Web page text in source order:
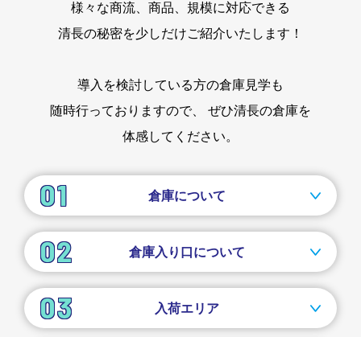
様々な商流、商品、規模に対応できる
清長の秘密を少しだけご紹介いたします！
導入を検討している方の倉庫見学も
随時行っておりますので、
ぜひ清長の倉庫を
体感してください。
倉庫について
倉庫入り口について
入荷エリア